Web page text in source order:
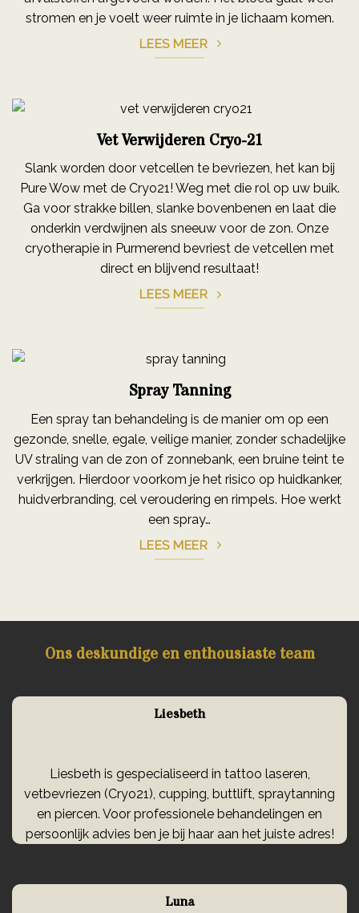
stromen en je voelt weer ruimte in je lichaam komen.
LEES MEER
Vet Verwijderen Cryo-21
Slank worden door vetcellen te bevriezen, het kan bij
Pure Wow met de Cryo21! Weg met die rol op uw buik.
Ga voor strakke billen, slanke bovenbenen en laat die
onderkin verdwijnen als sneeuw voor de zon. Onze
cryotherapie in Purmerend bevriest de vetcellen met
direct en blijvend resultaat!
LEES MEER
Spray Tanning
Een spray tan behandeling is de manier om op een
gezonde, snelle, egale, veilige manier, zonder schadelijke
UV straling van de zon of zonnebank, een bruine teint te
verkrijgen. Hierdoor voorkom je het risico op huidkanker,
huidverbranding, cel veroudering en rimpels. Hoe werkt
een spray…
LEES MEER
Ons deskundige en enthousiaste team
Liesbeth
Liesbeth is gespecialiseerd in tattoo laseren,
vetbevriezen (Cryo21), cupping, buttlift, spraytanning
en piercen. Voor professionele behandelingen en
persoonlijk advies ben je bij haar aan het juiste adres!
Luna